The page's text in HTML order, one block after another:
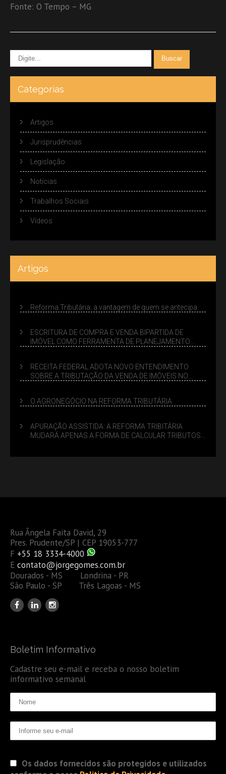
Fonte: O Tempo – MG
Categorias
Artigos
Jurisprudências
Legislação
Notícias
Trabalhos Sociais
Vídeos
Artigos
Reforma Tributária: a vantagem de quem se antecipa
ESCRITURA DE COMPRA E VENDA BIPARTIDA DE
IMÓVEL COMO FERRAMENTA DE PLANEJAMENTO
RECEITA FEDERAL ADOTA NOVO ENTENDIMENTO
SOBRE A TRIBUTAÇÃO DA VENDA DE IMÓVEIS NO
O AGRONEGÓCIO NA REFORMA TRIBUTÁRIA
APURAÇÃO ASSISTIDA: A REFORMA TRIBITÁRIA
MUDARÁ APENAS A FORMA DE CALCULAR TRIBUTOS
Rua Ângela Faita David, 29
Pres. Prudente/SP | CEP 19053-777
F +55 18 3334-4000
E contato@jorgegomes.com.br
Dourados - MS Londrina - PR
São Paulo - SP Três Lagoas - MS
Boletim Informativo
Cadastre seu e-mail e receba o nosso boletim
informativo semanal
Os dados fornecidos são protegidos e utilizados